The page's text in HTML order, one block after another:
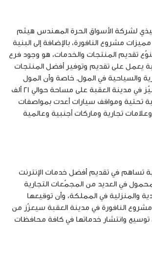
لشركة الأسواق الحرة المهندس هيثم
مشروع النافورة، بالإضافة إلى البنية
تقديم المنتجات والخدمات، هو وجود فرع
يعمل على تقديم وتوفير أفضل المنتجات
والسياحية في المول. خاصة وأن المول
أقيم على موقع مميّز في مدينة العقبة على مساحة حوالي ٢١ ألف
تحتية ومواقف سيارات أعدت بمواصفات
تجارية وماركات أجنبية وعالمية
تساهم في تقديم أفضل خدمات الإنترنت
في العديد من المجمّعات التجارية
والمنزلية في المملكة، وأن توقيعها
النافورة في مدينة العقبة سيعزّز من
وانتشار خدماتها في كافة محافظات